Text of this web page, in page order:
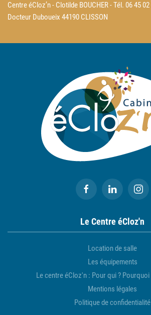
Centre éCloz’n - Clotilde BOUCHER - Tél. 06 45
Docteur Duboueix 44190 CLISSON
Le Centre éCloz'n
Location de salle
Les équipements
Le centre éCloz'n : Pour qui ? Pourquoi
Mentions légales
Politique de confidentialité